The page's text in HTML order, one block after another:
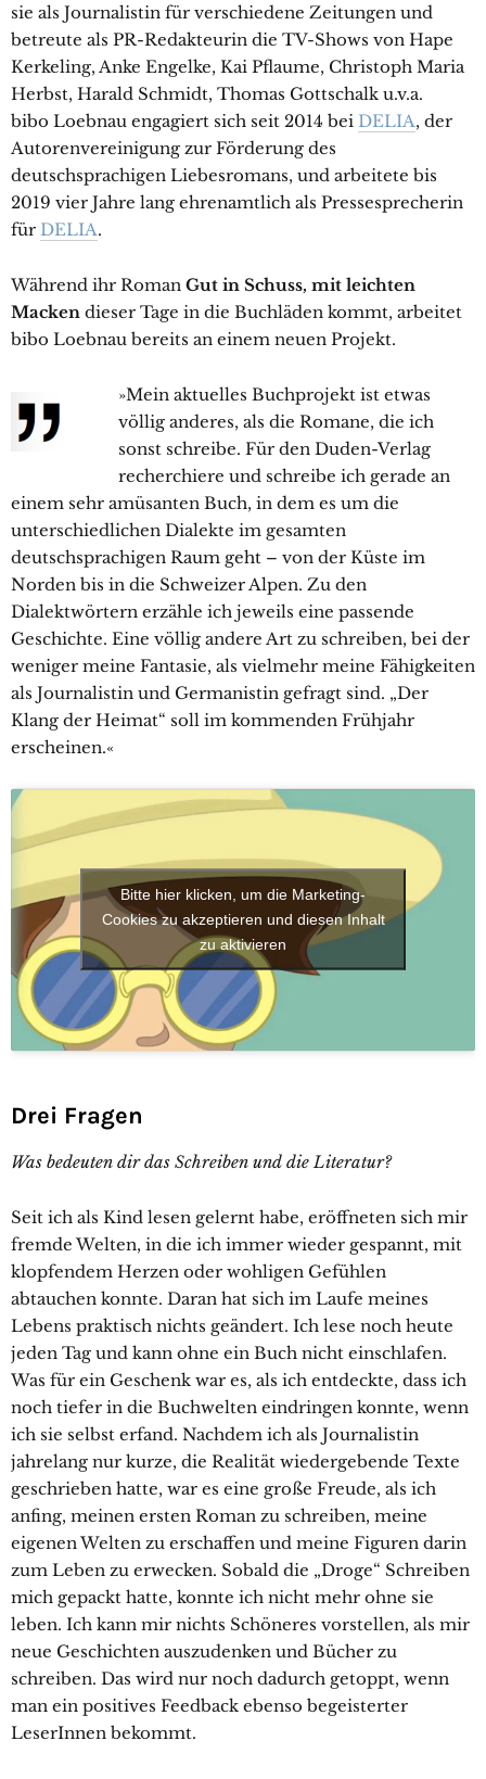
sie als Journalistin für verschiedene Zeitungen und
betreute als PR-Redakteurin die TV-Shows von Hape
Kerkeling, Anke Engelke, Kai Pflaume, Christoph Maria
Herbst, Harald Schmidt, Thomas Gottschalk u.v.a.
bibo Loebnau engagiert sich seit 2014 bei DELIA, der
Autorenvereinigung zur Förderung des
deutschsprachigen Liebesromans, und arbeitete bis
2019 vier Jahre lang ehrenamtlich als Pressesprecherin
für DELIA.
Während ihr Roman Gut in Schuss, mit leichten
Macken dieser Tage in die Buchläden kommt, arbeitet
bibo Loebnau bereits an einem neuen Projekt.
»Mein aktuelles Buchprojekt ist etwas
völlig anderes, als die Romane, die ich
sonst schreibe. Für den Duden-Verlag
recherchiere und schreibe ich gerade an
einem sehr amüsanten Buch, in dem es um die
unterschiedlichen Dialekte im gesamten
deutschsprachigen Raum geht – von der Küste im
Norden bis in die Schweizer Alpen. Zu den
Dialektwörtern erzähle ich jeweils eine passende
Geschichte. Eine völlig andere Art zu schreiben, bei der
weniger meine Fantasie, als vielmehr meine Fähigkeiten
als Journalistin und Germanistin gefragt sind. „Der
Klang der Heimat“ soll im kommenden Frühjahr
erscheinen.«
Bitte hier klicken, um die Marketing-
Cookies zu akzeptieren und diesen Inhalt
zu aktivieren
Drei Fragen
Was bedeuten dir das Schreiben und die Literatur?
Seit ich als Kind lesen gelernt habe, eröffneten sich mir
fremde Welten, in die ich immer wieder gespannt, mit
klopfendem Herzen oder wohligen Gefühlen
abtauchen konnte. Daran hat sich im Laufe meines
Lebens praktisch nichts geändert. Ich lese noch heute
jeden Tag und kann ohne ein Buch nicht einschlafen.
Was für ein Geschenk war es, als ich entdeckte, dass ich
noch tiefer in die Buchwelten eindringen konnte, wenn
ich sie selbst erfand. Nachdem ich als Journalistin
jahrelang nur kurze, die Realität wiedergebende Texte
geschrieben hatte, war es eine große Freude, als ich
anfing, meinen ersten Roman zu schreiben, meine
eigenen Welten zu erschaffen und meine Figuren darin
zum Leben zu erwecken. Sobald die „Droge“ Schreiben
mich gepackt hatte, konnte ich nicht mehr ohne sie
leben. Ich kann mir nichts Schöneres vorstellen, als mir
neue Geschichten auszudenken und Bücher zu
schreiben. Das wird nur noch dadurch getoppt, wenn
man ein positives Feedback ebenso begeisterter
LeserInnen bekommt.